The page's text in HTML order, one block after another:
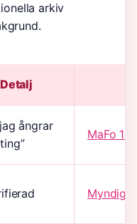
arkiv
Detalj
ångrar
MaFo